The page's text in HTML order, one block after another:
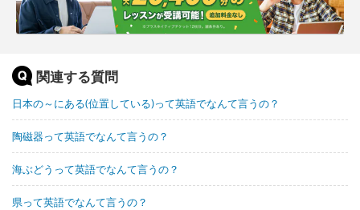
関連する質問
日本の～にある(位置している)って英語でなんて言うの？
陶磁器って英語でなんて言うの？
海ぶどうって英語でなんて言うの？
県って英語でなんて言うの？